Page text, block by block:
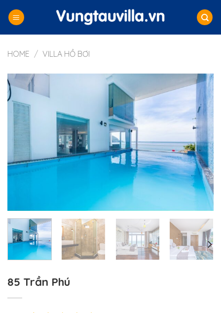
HOME / VILLA HỒ BƠI
85 Trần Phú